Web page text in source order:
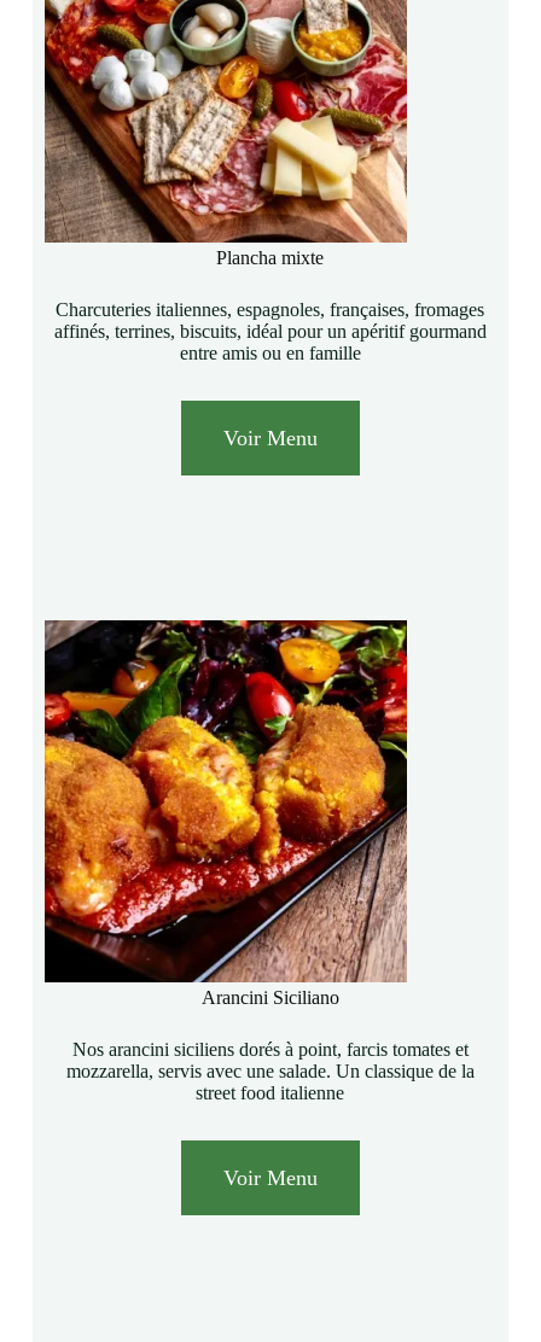
Plancha mixte
Charcuteries italiennes, espagnoles, françaises, fromages
affinés, terrines, biscuits, idéal pour un apéritif gourmand
entre amis ou en famille
Voir Menu
Arancini Siciliano
Nos arancini siciliens dorés à point, farcis tomates et
mozzarella, servis avec une salade. Un classique de la
street food italienne
Voir Menu